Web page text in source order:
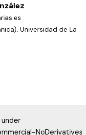
Universidad de La
under
NoDerivatives